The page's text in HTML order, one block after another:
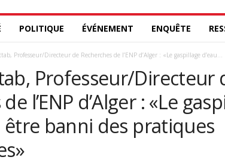
POLITIQUE ÉVÉNEMENT ENQUÊTE
Professeur/Directeur de Recherches de l’ENP d’Alger : «Le gaspillage d’eau...
Professeur/Directeur
l’ENP d’Alger : «Le
être banni des pratiques